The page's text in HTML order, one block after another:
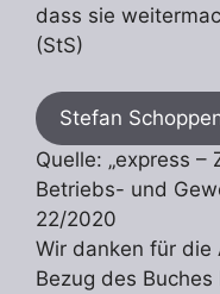
dass sie
(StS)
Stefan
Quelle: „express
Betriebs- und
22/2020
Wir danken für die
Bezug des Buches